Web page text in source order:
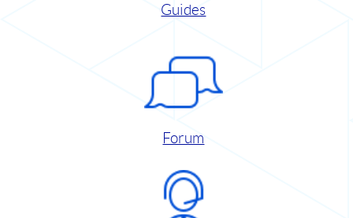
Guides
Forum